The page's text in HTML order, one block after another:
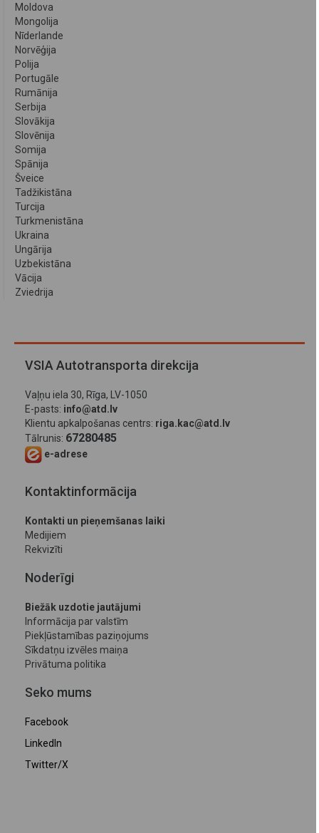
Moldova
Mongolija
Nīderlande
Norvēģija
Polija
Portugāle
Rumānija
Serbija
Slovākija
Slovēnija
Somija
Spānija
Šveice
Tadžikistāna
Turcija
Turkmenistāna
Ukraina
Ungārija
Uzbekistāna
Vācija
Zviedrija
VSIA Autotransporta direkcija
Vaļņu iela 30, Rīga, LV-1050
E-pasts: info@atd.lv
Klientu apkalpošanas centrs: riga.kac@atd.lv
Tālrunis: 67280485
e-adrese
Kontaktinformācija
Kontakti un pieņemšanas laiki
Medijiem
Rekvizīti
Noderīgi
Biežāk uzdotie jautājumi
Informācija par valstīm
Piekļūstamības paziņojums
Sīkdatņu izvēles maiņa
Privātuma politika
Seko mums
Facebook
LinkedIn
Twitter/X